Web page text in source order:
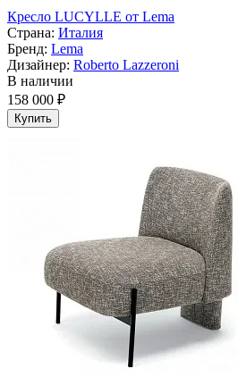
Кресло LUCYLLE от Lema
Страна: Италия
Бренд: Lema
Дизайнер: Roberto Lazzeroni
В наличии
158 000 ₽
Купить